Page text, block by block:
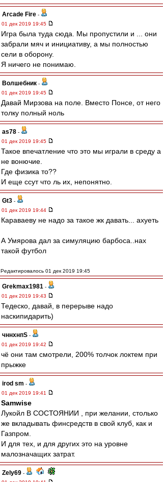
Arcade Fire -
01 дек 2019 19:45
Игра была туда сюда. Мы пропустили и ... они
забрали мяч и инициативу, а мы полностью
сели в оборону.
Я ничего не понимаю.
Волшебник -
01 дек 2019 19:45
Давай Мирзова на поле. Вместо Понсе, от него
толку полный ноль
as78 -
01 дек 2019 19:45
Такое впечатление что это мы играли в среду а
не вонючие.
Где физика то??
И еще ссут что ль их, непонятно.
Gt3 -
01 дек 2019 19:44
Караваеву не надо за такое жк давать... ахуеть
А Умярова дал за симуляцию барбоса..нах
такой футбол
Редактировалось 01 дек 2019 19:45
Grekmax1981 -
01 дек 2019 19:43
Тедеско, давай, в перерыве надо
наскипидарить)
чннхнпS -
01 дек 2019 19:42
чё они там смотрели, 200% толчок локтем при
прыжке
irod sm -
01 дек 2019 19:41
Samwise
Лукойл В СОСТОЯНИИ , при желании, столько
же вкладывать финсредств в свой клуб, как и
Газпром.
И для тех, и для других это на уровне
малозначащих затрат.
Zely69 -